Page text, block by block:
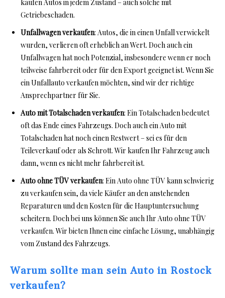
kaufen Autos in jedem Zustand – auch solche mit
Getriebeschaden.
Unfallwagen verkaufen: Autos, die in einen Unfall verwickelt
wurden, verlieren oft erheblich an Wert. Doch auch ein
Unfallwagen hat noch Potenzial, insbesondere wenn er noch
teilweise fahrbereit oder für den Export geeignet ist. Wenn Sie
ein Unfallauto verkaufen möchten, sind wir der richtige
Ansprechpartner für Sie.
Auto mit Totalschaden verkaufen: Ein Totalschaden bedeutet
oft das Ende eines Fahrzeugs. Doch auch ein Auto mit
Totalschaden hat noch einen Restwert – sei es für den
Teileverkauf oder als Schrott. Wir kaufen Ihr Fahrzeug auch
dann, wenn es nicht mehr fahrbereit ist.
Auto ohne TÜV verkaufen: Ein Auto ohne TÜV kann schwierig
zu verkaufen sein, da viele Käufer an den anstehenden
Reparaturen und den Kosten für die Hauptuntersuchung
scheitern. Doch bei uns können Sie auch Ihr Auto ohne TÜV
verkaufen. Wir bieten Ihnen eine einfache Lösung, unabhängig
vom Zustand des Fahrzeugs.
Warum sollte man sein Auto in Rostock
verkaufen?